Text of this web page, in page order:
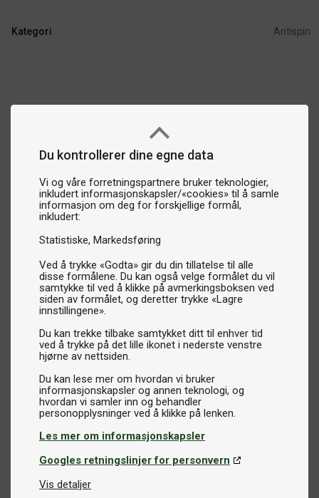
Du kontrollerer dine egne data
Vi og våre forretningspartnere bruker teknologier,
inkludert informasjonskapsler/«cookies» til å samle
informasjon om deg for forskjellige formål,
inkludert:
Statistiske Markedsføring
Ved å trykke «Godta» gir du din tillatelse til alle
disse formålene. Du kan også velge formålet du vil
samtykke til ved å klikke på avmerkingsboksen ved
siden av formålet, og deretter trykke «Lagre
innstillingene».
Du kan trekke tilbake samtykket ditt til enhver tid
ved å trykke på det lille ikonet i nederste venstre
hjørne av nettsiden.
Du kan lese mer om hvordan vi bruker
informasjonskapsler og annen teknologi, og
hvordan vi samler inn og behandler
Les mer om informasjonskapsler
Googles retningslinjer for personvern
Vis detaljer
Kategori Antispin